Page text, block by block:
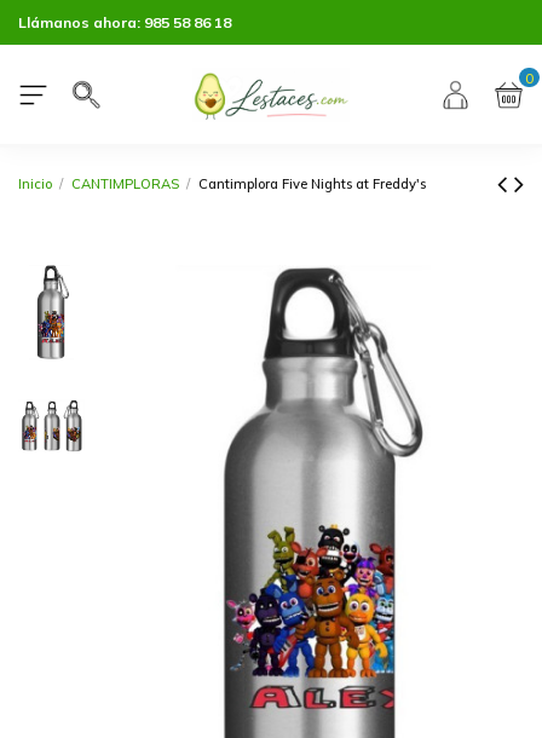
Llámanos ahora: 985 58 86 18
0
Inicio CANTIMPLORAS Cantimplora Five Nights at Freddy's